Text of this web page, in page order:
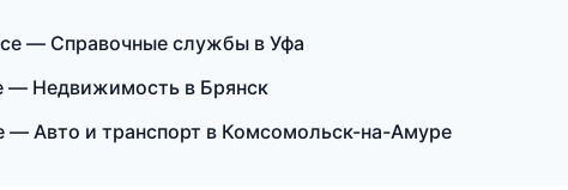
— Справочные службы в Уфа
— Недвижимость в Брянск
— Авто и транспорт в Комсомольск-на-Амуре